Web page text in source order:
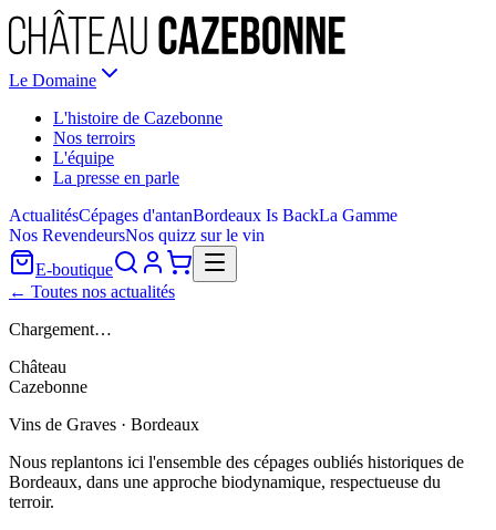
Le Domaine
L'histoire de Cazebonne
Nos terroirs
L'équipe
La presse en parle
ActualitésCépages d'antanBordeaux Is BackLa Gamme
Nos RevendeursNos quizz sur le vin
E-boutique
← Toutes nos actualités
Chargement…
Château
Cazebonne
Vins de Graves · Bordeaux
Nous replantons ici l'ensemble des cépages oubliés historiques de
Bordeaux, dans une approche biodynamique, respectueuse du
terroir.